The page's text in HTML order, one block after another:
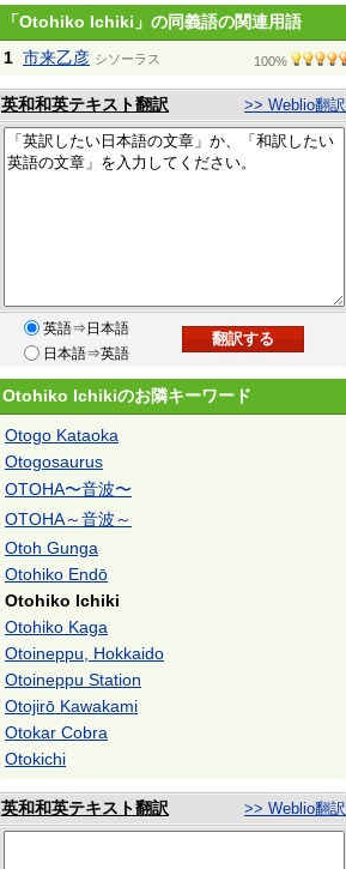
「Otohiko Ichiki」の同義語の関連用語
1 市来乙彦 シソーラス 100%
英和和英テキスト翻訳 >> Weblio翻訳
英語⇒日本語
日本語⇒英語
Otohiko Ichikiのお隣キーワード
Otogo Kataoka
Otogosaurus
OTOHA〜音波〜
OTOHA～音波～
Otoh Gunga
Otohiko Endō
Otohiko Ichiki
Otohiko Kaga
Otoineppu, Hokkaido
Otoineppu Station
Otojirō Kawakami
Otokar Cobra
Otokichi
英和和英テキスト翻訳 >> Weblio翻訳